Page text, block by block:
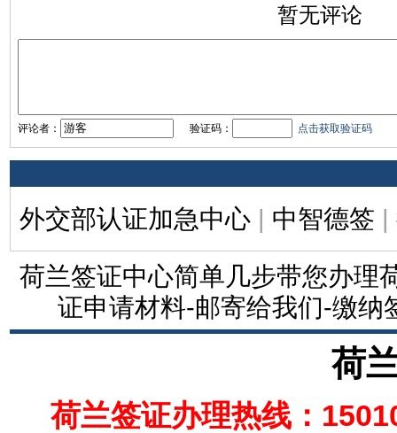
暂无评论
评论者： 验证码： 点击获取验证码
外交部认证加急中心 | 中智德签 |
荷兰签证中心简单几步带您办理
证申请材料-邮寄给我们-缴纳
荷
荷兰签证办理热线：